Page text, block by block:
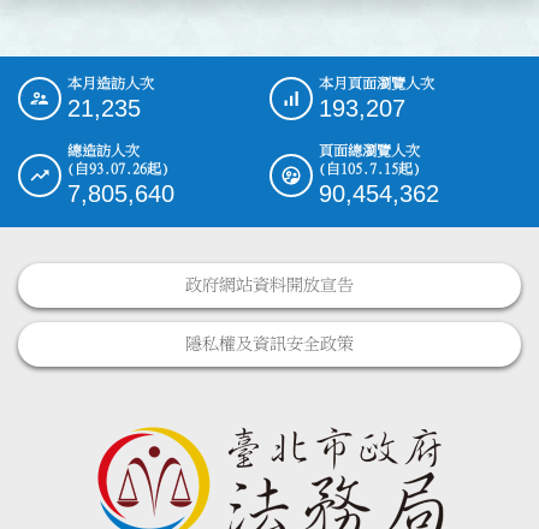
::: 本月造訪人次
21,235
本月頁面瀏覽人次
193,207
總造訪人次
(自93.07.26起)
7,805,640
頁面總瀏覽人次
(自105.7.15起)
90,454,362
政府網站資料開放宣告
隱私權及資訊安全政策